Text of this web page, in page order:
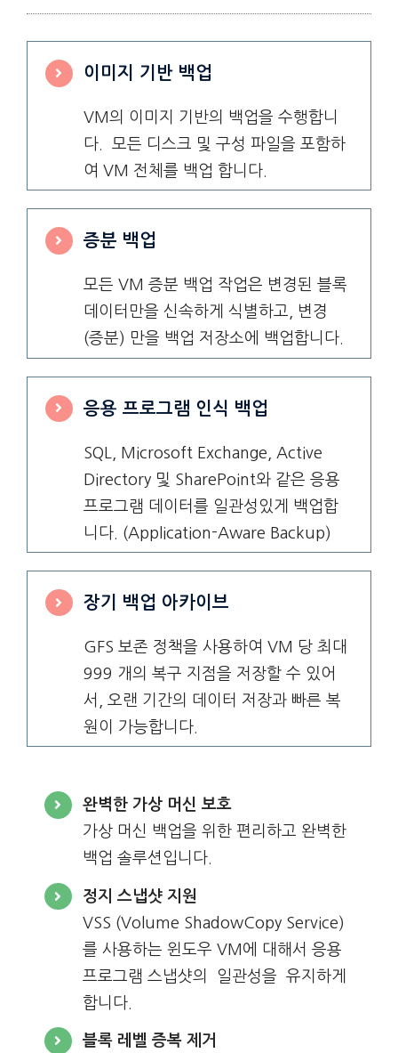
이미지 기반 백업
VM의 이미지 기반의 백업을 수행합니
다. 모든 디스크 및 구성 파일을 포함하
여 VM 전체를 백업 합니다.
증분 백업
모든 VM 증분 백업 작업은 변경된 블록
데이터만을 신속하게 식별하고, 변경
(증분) 만을 백업 저장소에 백업합니다.
응용 프로그램 인식 백업
SQL, Microsoft Exchange, Active
Directory 및 SharePoint와 같은 응용
프로그램 데이터를 일관성있게 백업합
니다. (Application-Aware Backup)
장기 백업 아카이브
GFS 보존 정책을 사용하여 VM 당 최대
999 개의 복구 지점을 저장할 수 있어
서, 오랜 기간의 데이터 저장과 빠른 복
원이 가능합니다.
완벽한 가상 머신 보호
가상 머신 백업을 위한 편리하고 완벽한
백업 솔루션입니다.
정지 스냅샷 지원
VSS (Volume ShadowCopy Service)
를 사용하는 윈도우 VM에 대해서 응용
프로그램 스냅샷의 일관성을 유지하게
합니다.
블록 레벨 증복 제거